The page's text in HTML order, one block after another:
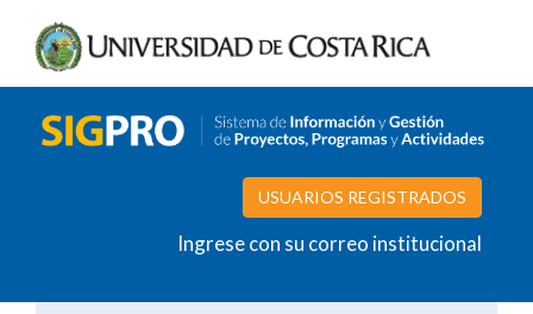
USUARIOS REGISTRADOS
Ingrese con su correo institucional